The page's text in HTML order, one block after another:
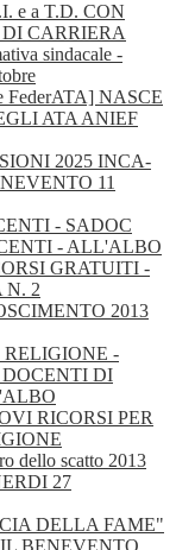
e a T.D. CON
CARRIERA
sindacale -
FederATA] NASCE
ATA ANIEF
2025 INCA-
11
- SADOC
- ALL'ALBO
GRATUITI -
N. 2
2013
-
DI
RICORSI PER
dello scatto 2013
27
DELLA FAME"